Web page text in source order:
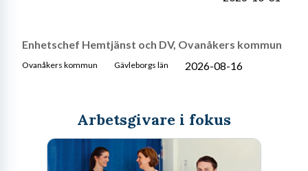
Enhetschef Hemtjänst och DV, Ovanåkers kommun
Ovanåkers kommun Gävleborgs län 2026-08-16
Arbetsgivare i fokus